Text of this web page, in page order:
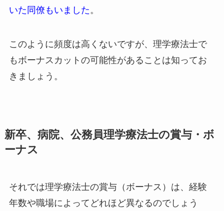
いた同僚もいました。
このように頻度は高くないですが、理学療法士で
もボーナスカットの可能性があることは知ってお
きましょう。
新卒、病院、公務員理学療法士の賞与・ボ
ーナス
それでは理学療法士の賞与（ボーナス）は、経験
年数や職場によってどれほど異なるのでしょう